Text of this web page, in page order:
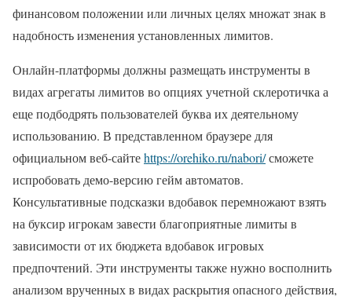
финансовом положении или личных целях множат знак в
надобность изменения установленных лимитов.
Онлайн-платформы должны размещать инструменты в
видах агрегаты лимитов во опциях учетной склеротичка а
еще подбодрять пользователей буква их деятельному
использованию. В представленном браузере для
официальном веб-сайтеhttps://orehiko.ru/nabori/сможете
испробовать демо-версию гейм автоматов.
Консультативные подсказки вдобавок перемножают взять
на буксир игрокам завести благоприятные лимиты в
зависимости от их бюджета вдобавок игровых
предпочтений. Эти инструменты также нужно восполнить
анализом врученных в видах раскрытия опасного действия,